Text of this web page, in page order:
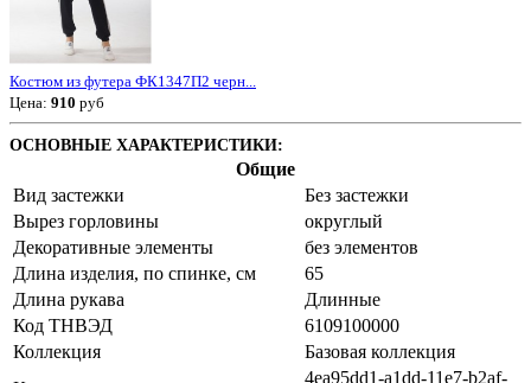
Костюм из футера ФК1347П2 черн...
Цена: 910 руб
ОСНОВНЫЕ ХАРАКТЕРИСТИКИ:
Общие
Вид застежки
Без застежки
Вырез горловины
округлый
Декоративные элементы
без элементов
Длина изделия, по спинке, см
65
Длина рукава
Длинные
Код ТНВЭД
6109100000
Коллекция
Базовая коллекция
4ea95dd1-a1dd-11e7-b2af-